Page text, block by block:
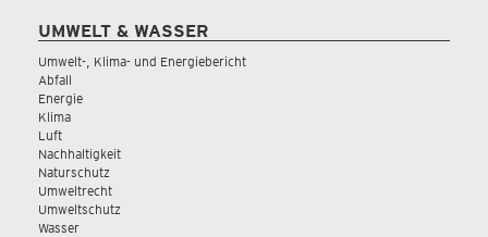
UMWELT & WASSER
Umwelt-, Klima- und Energiebericht
Abfall
Energie
Klima
Luft
Nachhaltigkeit
Naturschutz
Umweltrecht
Umweltschutz
Wasser